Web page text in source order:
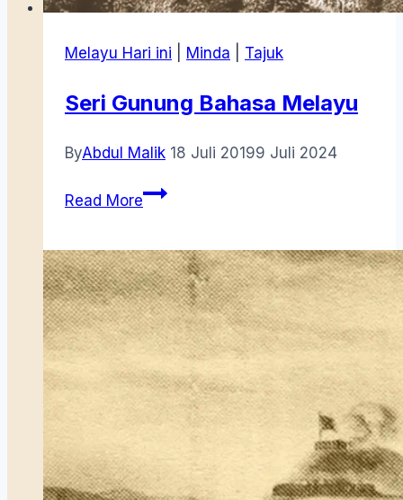
Melayu Hari ini Minda Tajuk
Seri Gunung Bahasa Melayu
ByAbdul Malik 18 Juli 20199 Juli 2024
Read MoreSeri
Melayu